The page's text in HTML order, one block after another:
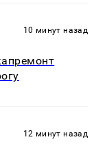
10 минут назад
12 минут назад